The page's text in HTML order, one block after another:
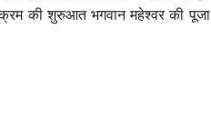
की शुरुआत भगवान महेश्वर की पूजा